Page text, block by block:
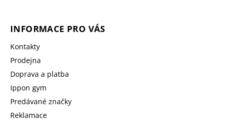
INFORMACE PRO VÁS
Kontakty
Prodejna
Doprava a platba
Ippon gym
Predávané značky
Reklamace